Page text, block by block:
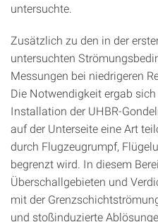
untersuchte.
Zusätzlich zu den in der
untersuchten
Messungen bei niedrigeren
Die Notwendigkeit ergab
Installation der UHBR-
auf der Unterseite eine Art
durch Flugzeugrumpf,
begrenzt wird. In diesem
Überschallgebieten und
mit der
und stoßinduzierte